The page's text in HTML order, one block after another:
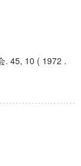
. 45, 10 ( 1972 .